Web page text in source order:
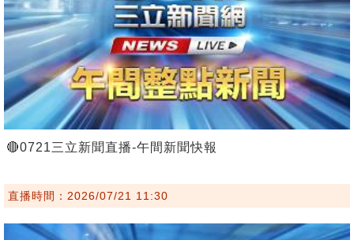
🔴0721三立新聞直播-午間新聞快報
直播時間：2026/07/21 11:30